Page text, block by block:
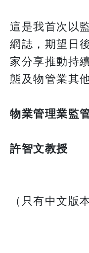
這是我首次以
網誌，期望日
家分享推動持
態及物管業其
物業管理業監
許智文教授
（只有中文版